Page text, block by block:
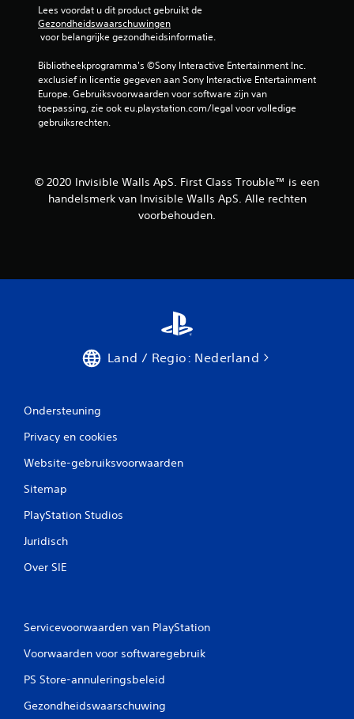
Lees voordat u dit product gebruikt de
Gezondheidswaarschuwingen
voor belangrijke gezondheidsinformatie.
Bibliotheekprogramma's ©Sony Interactive Entertainment Inc.
exclusief in licentie gegeven aan Sony Interactive Entertainment
Europe. Gebruiksvoorwaarden voor software zijn van
toepassing, zie ook eu.playstation.com/legal voor volledige
gebruiksrechten.
© 2020 Invisible Walls ApS. First Class Trouble™ is een
handelsmerk van Invisible Walls ApS. Alle rechten
voorbehouden.
Land / Regio: Nederland
Ondersteuning
Privacy en cookies
Website-gebruiksvoorwaarden
Sitemap
PlayStation Studios
Juridisch
Over SIE
Servicevoorwaarden van PlayStation
Voorwaarden voor softwaregebruik
PS Store-annuleringsbeleid
Gezondheidswaarschuwing